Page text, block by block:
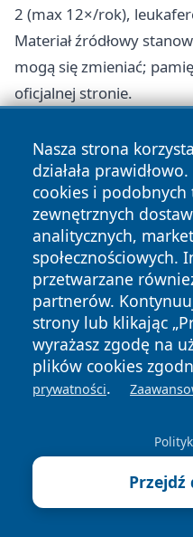
2 (max 12×/rok),
Materiał źródłowy
mogą się zmieniać;
oficjalnej stronie.
Autor:redakcja
Zaobserwuj nas! Facebook
Nadchodzące
12 sierpnia 2026,
Lato z
łowczynie
18 sierpnia 2026,
LATO Z
Nasza strona
działała
cookies i
zewnętrznych
analitycznych,
społecznościowych.
przetwarzane
partnerów.
strony lub klikając
wyrażasz zgodę na
plików cookies
prywatności.
Przejdź